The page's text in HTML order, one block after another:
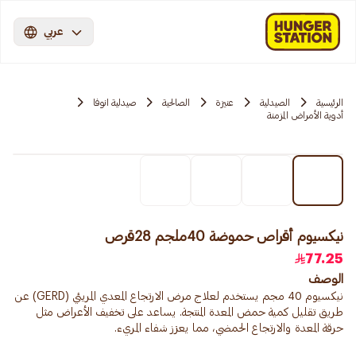
عربي
الرئيسية الصيدلية عنيزة الصالحية
صيدلية انوفا
أدوية الأمراض المزمنة
نيكسيوم أقراص حموضة 40ملجم 28قرص
77.25
الوصف
نيكسيوم 40 مجم يستخدم لعلاج مرض الارتجاع المعدي المريئي (GERD) عن
طريق تقليل كمية حمض المعدة المنتجة. يساعد على تخفيف الأعراض مثل
حرقة المعدة والارتجاع الحمضي، مما يعزز شفاء المريء.